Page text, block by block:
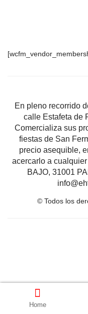
En pleno recorrido
calle Estafeta de
Comercializa sus
fiestas de San
precio asequible,
acercarlo a
BAJO, 31001
© Todos los
Home